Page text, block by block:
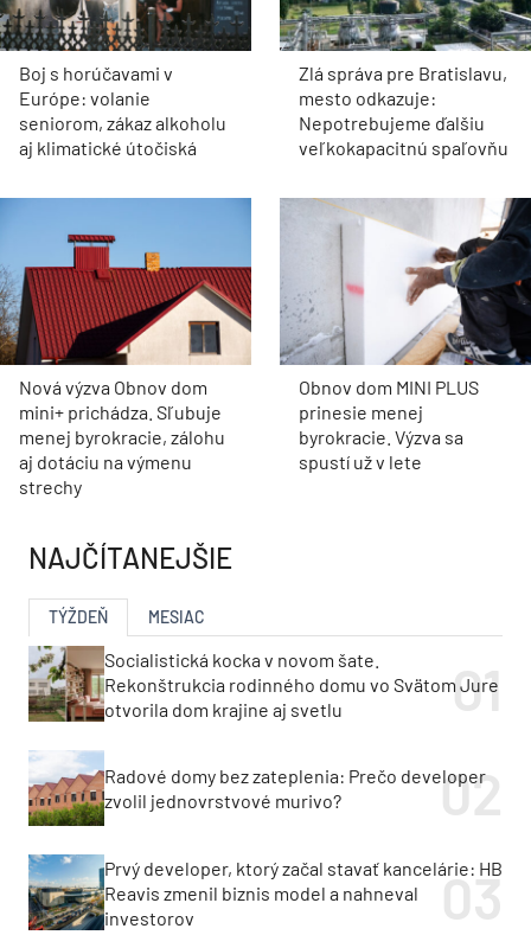
Boj s horúčavami v
Európe: volanie
seniorom, zákaz alkoholu
aj klimatické útočiská
Zlá správa pre Bratislavu,
mesto odkazuje:
Nepotrebujeme ďalšiu
veľkokapacitnú spaľovňu
Nová výzva Obnov dom
mini+ prichádza. Sľubuje
menej byrokracie, zálohu
aj dotáciu na výmenu
strechy
Obnov dom MINI PLUS
prinesie menej
byrokracie. Výzva sa
spustí už v lete
NAJČÍTANEJŠIE
TÝŽDEŇ MESIAC
Socialistická kocka v novom šate.
Rekonštrukcia rodinného domu vo Svätom Jure
otvorila dom krajine aj svetlu
Radové domy bez zateplenia: Prečo developer
zvolil jednovrstvové murivo?
Prvý developer, ktorý začal stavať kancelárie: HB
Reavis zmenil biznis model a nahneval
investorov